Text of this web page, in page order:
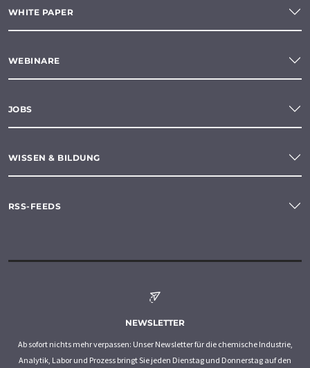
WHITE PAPER
WEBINARE
JOBS
WISSEN & BILDUNG
RSS-FEEDS
NEWSLETTER
Ab sofort nichts mehr verpassen: Unser Newsletter für die chemische Industrie,
Analytik, Labor und Prozess bringt Sie jeden Dienstag und Donnerstag auf den